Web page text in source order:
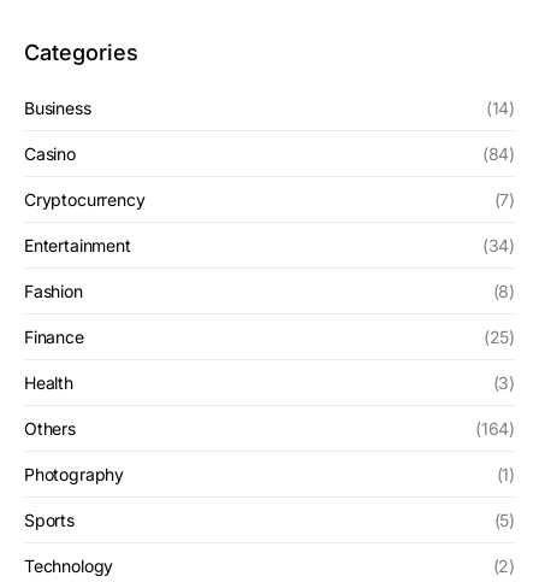
Categories
Business (14)
Casino (84)
Cryptocurrency (7)
Entertainment (34)
Fashion (8)
Finance (25)
Health (3)
Others (164)
Photography (1)
Sports (5)
Technology (2)